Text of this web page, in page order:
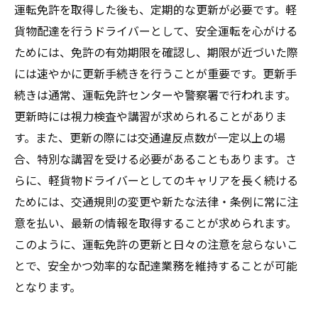
運転免許を取得した後も、定期的な更新が必要です。軽
貨物配達を行うドライバーとして、安全運転を心がける
ためには、免許の有効期限を確認し、期限が近づいた際
には速やかに更新手続きを行うことが重要です。更新手
続きは通常、運転免許センターや警察署で行われます。
更新時には視力検査や講習が求められることがありま
す。また、更新の際には交通違反点数が一定以上の場
合、特別な講習を受ける必要があることもあります。さ
らに、軽貨物ドライバーとしてのキャリアを長く続ける
ためには、交通規則の変更や新たな法律・条例に常に注
意を払い、最新の情報を取得することが求められます。
このように、運転免許の更新と日々の注意を怠らないこ
とで、安全かつ効率的な配達業務を維持することが可能
となります。